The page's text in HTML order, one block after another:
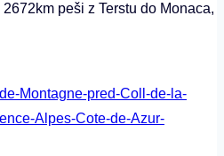
peši z Terstu do Monaca,